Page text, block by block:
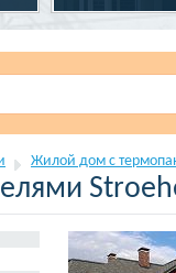
Жилой дом с